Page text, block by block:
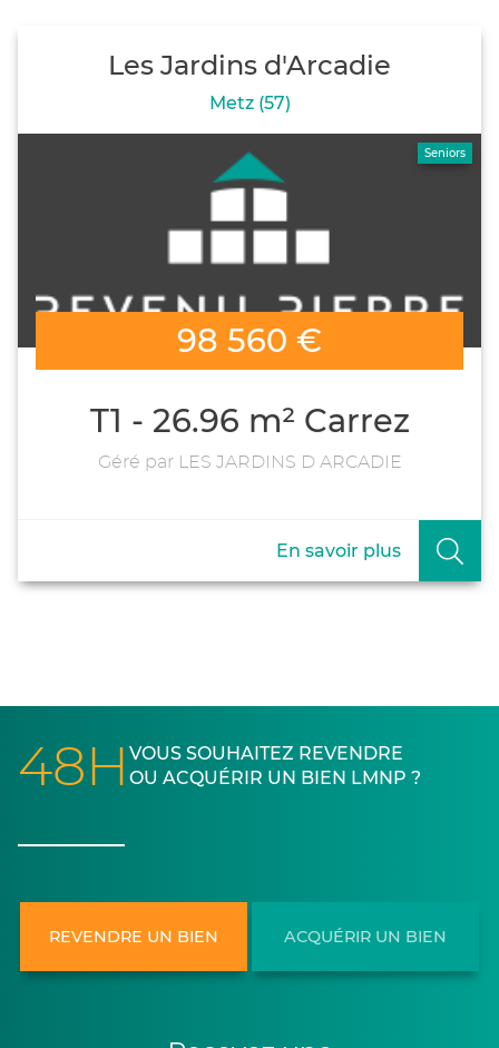
Les Jardins d'Arcadie
Metz (57)
Seniors
98 560 €
T1 - 26.96 m² Carrez
Géré par LES JARDINS D ARCADIE
En savoir plus
48H VOUS SOUHAITEZ REVENDRE
OU ACQUÉRIR UN BIEN LMNP ?
REVENDRE UN BIEN ACQUÉRIR UN BIEN